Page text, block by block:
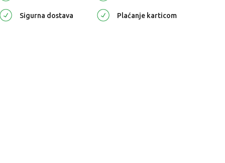
Sigurna dostava Plaćanje karticom